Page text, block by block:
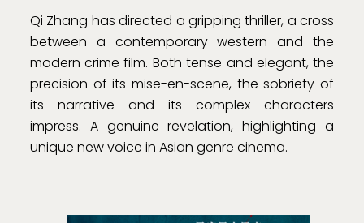
Qi Zhang has directed a gripping thriller, a cross
between a contemporary western and the
modern crime film. Both tense and elegant, the
precision of its mise-en-scene, the sobriety of
its narrative and its complex characters
impress. A genuine revelation, highlighting a
unique new voice in Asian genre cinema.